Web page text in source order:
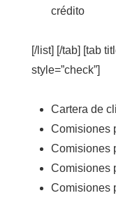
crédito
[/list] [/tab] [tab
style=”check”]
Cartera de
Comisiones
Comisiones
Comisiones
Comisiones